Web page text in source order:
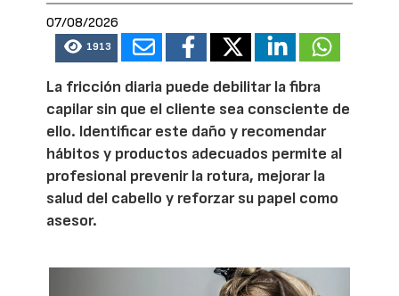
07/08/2026
1913
La fricción diaria puede debilitar la fibra
capilar sin que el cliente sea consciente de
ello. Identificar este daño y recomendar
hábitos y productos adecuados permite al
profesional prevenir la rotura, mejorar la
salud del cabello y reforzar su papel como
asesor.